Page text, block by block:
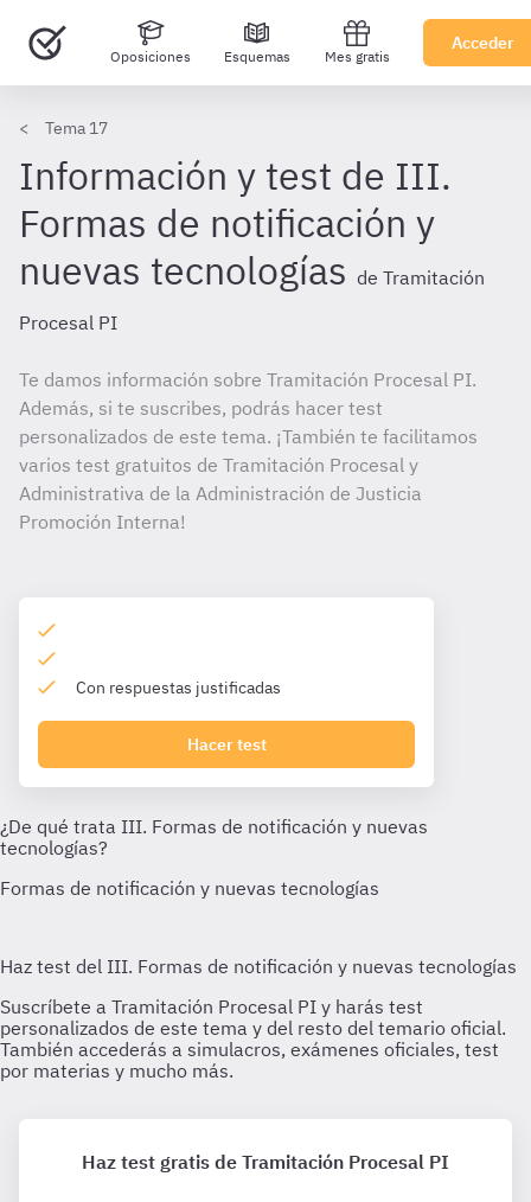
Oposiciones Esquemas Mes gratis
Acceder
Tema 17
Información y test de III.
Formas de notificación y
nuevas tecnologías de Tramitación
Procesal PI
Te damos información sobre Tramitación Procesal PI.
Además, si te suscribes, podrás hacer test
personalizados de este tema. ¡También te facilitamos
varios test gratuitos de Tramitación Procesal y
Administrativa de la Administración de Justicia
Promoción Interna!
Con respuestas justificadas
Hacer test
Haz test gratis de Tramitación Procesal PI